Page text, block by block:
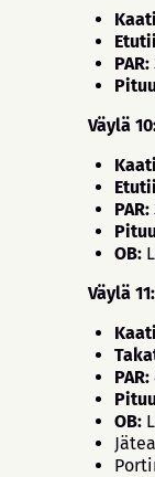
Etutii
PAR:
Väylä
Etutii
PAR:
OB:
Väylä 11:
PAR:
OB: